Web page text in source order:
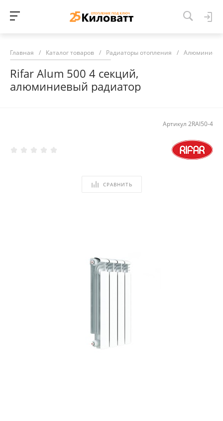
Главная / Каталог товаров / Радиаторы отопления /
Rifar Alum 500 4 секций,
алюминиевый радиатор
Артикул 2RAl50-4
СРАВНИТЬ